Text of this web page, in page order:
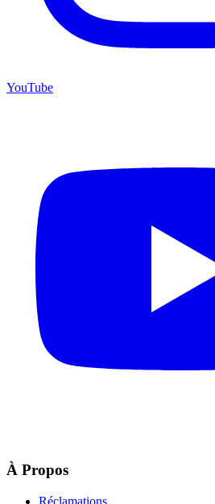
YouTube
À Propos
Réclamations